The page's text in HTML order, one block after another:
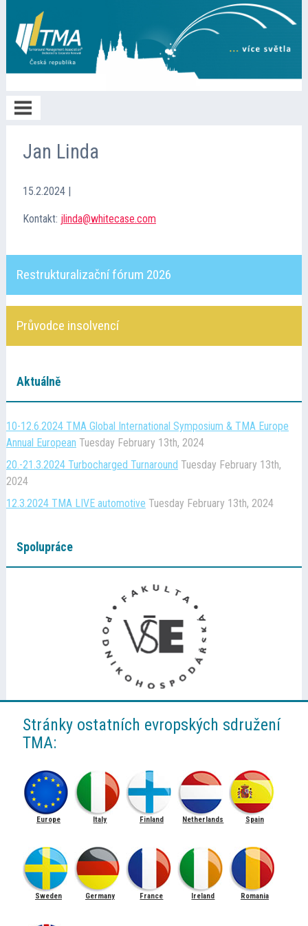
Home
O TMA
Spolupráce
Kontakt
Jan Linda
15.2.2024|
Kontakt: jlinda@whitecase.com
Restrukturalizační fórum 2026
Průvodce insolvencí
Aktuálně
10-12.6.2024 TMA Global International Symposium & TMA Europe
Annual European Tuesday February 13th, 2024
20.-21.3.2024 Turbocharged Turnaround Tuesday February 13th,
2024
12.3.2024 TMA LIVE automotive Tuesday February 13th, 2024
Spolupráce
Stránky ostatních evropských sdružení
TMA:
Europe Italy Finland Netherlands Spain
Sweden Germany France Ireland Romania